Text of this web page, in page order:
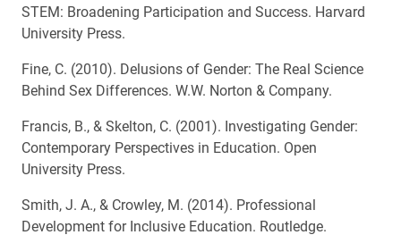
STEM: Broadening Participation and Success. Harvard
University Press.
Fine, C. (2010). Delusions of Gender: The Real Science
Behind Sex Differences. W.W. Norton & Company.
Francis, B., & Skelton, C. (2001). Investigating Gender:
Contemporary Perspectives in Education. Open
University Press.
Smith, J. A., & Crowley, M. (2014). Professional
Development for Inclusive Education. Routledge.